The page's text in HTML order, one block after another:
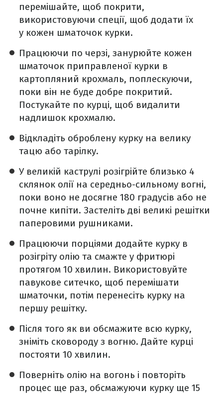
перемішайте, щоб покрити,
використовуючи спеції, щоб додати їх
у кожен шматочок курки.
Працюючи по черзі, занурюйте кожен
шматочок приправленої курки в
картопляний крохмаль, поплескуючи,
поки він не буде добре покритий.
Постукайте по курці, щоб видалити
надлишок крохмалю.
Відкладіть оброблену курку на велику
тацю або тарілку.
У великій каструлі розігрійте близько 4
склянок олії на середньо-сильному вогні,
поки воно не досягне 180 градусів або не
почне кипіти. Застеліть дві великі решітки
паперовими рушниками.
Працюючи порціями додайте курку в
розігріту олію та смажте у фритюрі
протягом 10 хвилин. Використовуйте
павукове ситечко, щоб перемішати
шматочки, потім перенесіть курку на
першу решітку.
Після того як ви обсмажите всю курку,
зніміть сковороду з вогню. Дайте курці
постояти 10 хвилин.
Поверніть олію на вогонь і повторіть
процес ще раз, обсмажуючи курку ще 15